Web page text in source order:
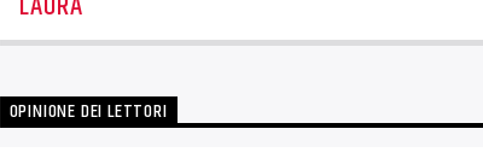
OPINIONE DEI LETTORI